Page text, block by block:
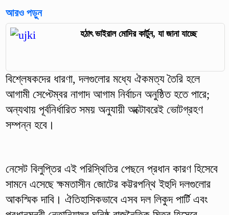
আরও পড়ুন
হঠাৎ ভাইরাল মোদির কার্টুন, যা জানা যাচ্ছে
বিশ্লেষকদের ধারণা, দলগুলোর মধ্যে ঐকমত্য তৈরি হলে
আগামী সেপ্টেম্বর নাগাদ আগাম নির্বাচন অনুষ্ঠিত হতে পারে;
অন্যথায় পূর্বনির্ধারিত সময় অনুযায়ী অক্টোবরেই ভোটগ্রহণ
সম্পন্ন হবে।
নেসেট বিলুপ্তির এই পরিস্থিতির পেছনে প্রধান কারণ হিসেবে
সামনে এসেছে ক্ষমতাসীন জোটের কট্টরপন্থি ইহুদি দলগুলোর
আকস্মিক দাবি। ঐতিহাসিকভাবে এসব দল লিকুদ পার্টি এবং